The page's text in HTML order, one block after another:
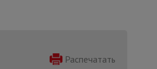
Распечатать